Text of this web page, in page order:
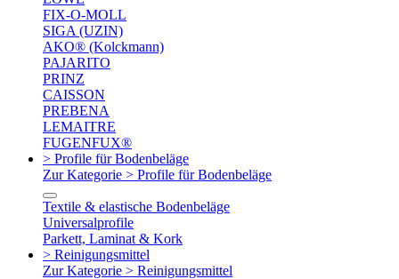
FIX-O-MOLL
SIGA (UZIN)
AKO® (Kolckmann)
PAJARITO
PRINZ
CAISSON
PREBENA
LEMAITRE
FUGENFUX®
> Profile für Bodenbeläge
Zur Kategorie > Profile für Bodenbeläge
Textile & elastische Bodenbeläge
Universalprofile
Parkett, Laminat & Kork
> Reinigungsmittel
Zur Kategorie > Reinigungsmittel